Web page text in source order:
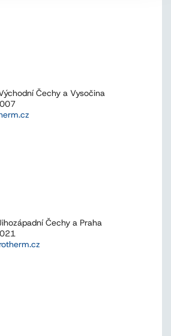
Čechy a Vysočina
Čechy a Praha